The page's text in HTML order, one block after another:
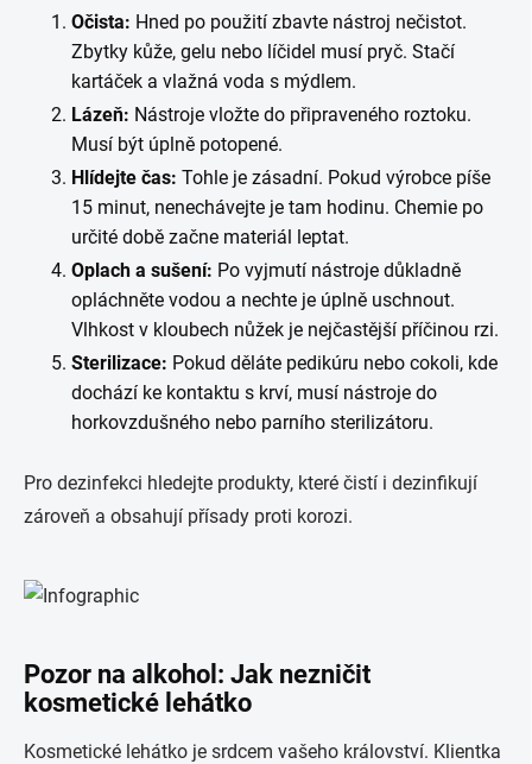
Očista: Hned po použití zbavte nástroj nečistot.
Zbytky kůže, gelu nebo líčidel musí pryč. Stačí
kartáček a vlažná voda s mýdlem.
Lázeň: Nástroje vložte do připraveného roztoku.
Musí být úplně potopené.
Hlídejte čas: Tohle je zásadní. Pokud výrobce píše
15 minut, nenechávejte je tam hodinu. Chemie po
určité době začne materiál leptat.
Oplach a sušení: Po vyjmutí nástroje důkladně
opláchněte vodou a nechte je úplně uschnout.
Vlhkost v kloubech nůžek je nejčastější příčinou rzi.
Sterilizace: Pokud děláte pedikúru nebo cokoli, kde
dochází ke kontaktu s krví, musí nástroje do
horkovzdušného nebo parního sterilizátoru.
Pro dezinfekci hledejte produkty, které čistí i dezinfikují
zároveň a obsahují přísady proti korozi.
Pozor na alkohol: Jak nezničit
kosmetické lehátko
Kosmetické lehátko je srdcem vašeho království. Klientka